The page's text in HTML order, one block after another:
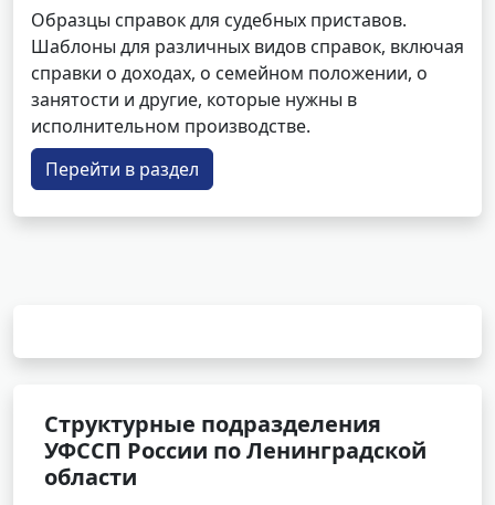
Образцы справок для судебных приставов.
Шаблоны для различных видов справок, включая
справки о доходах, о семейном положении, о
занятости и другие, которые нужны в
исполнительном производстве.
Перейти в раздел
Структурные подразделения
УФССП России по Ленинградской
области